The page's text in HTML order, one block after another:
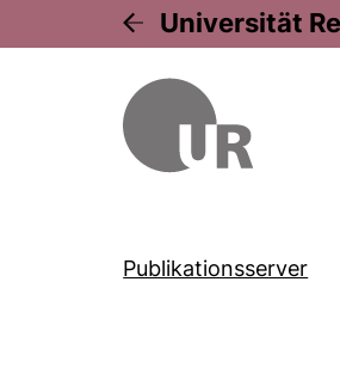
Universität
Publikationsserver